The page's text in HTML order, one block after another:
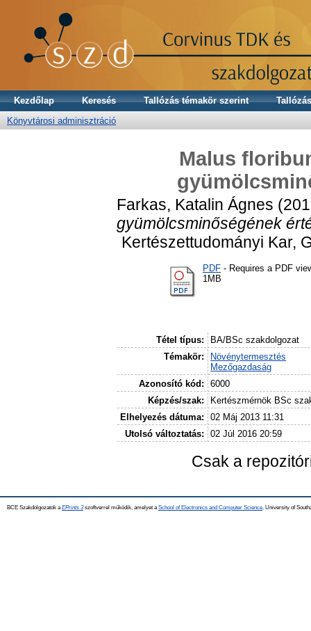
Kezdőlap Keresés Tallózás témakör szerint
Könyvtárosi adminisztráció
Malus
Farkas, Katalin Ágnes
gyümölcsminőségének
Kertészettudományi Kar,
PDF - Requires a PDF
1MB
Tétel típus:
BA/BSc szakdolgozat
Témakör:
Növénytermesztés
Mezőgazdaság
Azonosító kód:
6000
Képzés/szak:
Kertészmérnök BSc
Elhelyezés dátuma:
02 Máj 2013 11:31
Utolsó változtatás:
02 Júl 2016 20:59
Csak a
BCE Szakdolgozatok a EPrints 3szoftverrel működik, amelyet a School of Electronics and Computer Science, University of